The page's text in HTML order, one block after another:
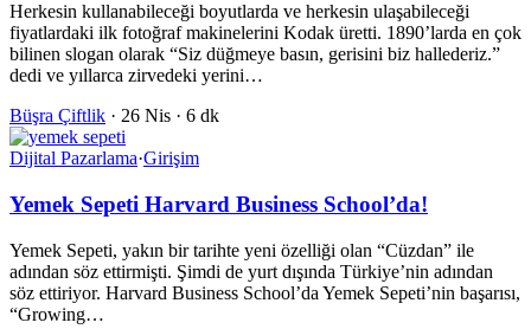
Herkesin kullanabileceği boyutlarda ve herkesin ulaşabileceği
fiyatlardaki ilk fotoğraf makinelerini Kodak üretti. 1890’larda en çok
bilinen slogan olarak “Siz düğmeye basın, gerisini biz hallederiz.”
dedi ve yıllarca zirvedeki yerini…
Büşra Çiftlik · 26 Nis · 6 dk
Dijital Pazarlama·Girişim
Yemek Sepeti Harvard Business School’da!
Yemek Sepeti, yakın bir tarihte yeni özelliği olan “Cüzdan” ile
adından söz ettirmişti. Şimdi de yurt dışında Türkiye’nin adından
söz ettiriyor. Harvard Business School’da Yemek Sepeti’nin başarısı,
“Growing…